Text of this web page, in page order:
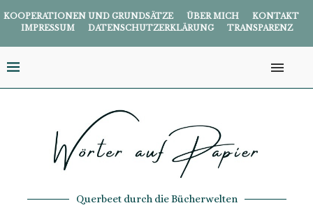
KOOPERATIONEN UND GRUNDSÄTZE ÜBER MICH
KONTAKT
IMPRESSUM
DATENSCHUTZERKLÄRUNG TRANSPARENZ
Querbeet durch die Bücherwelten